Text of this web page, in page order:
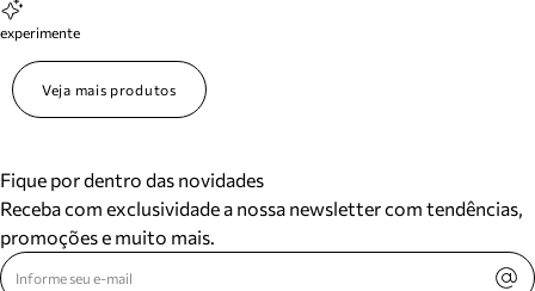
experimente
Veja mais produtos
Fique por dentro das novidades
Receba com exclusividade a nossa newsletter com tendências,
promoções e muito mais.